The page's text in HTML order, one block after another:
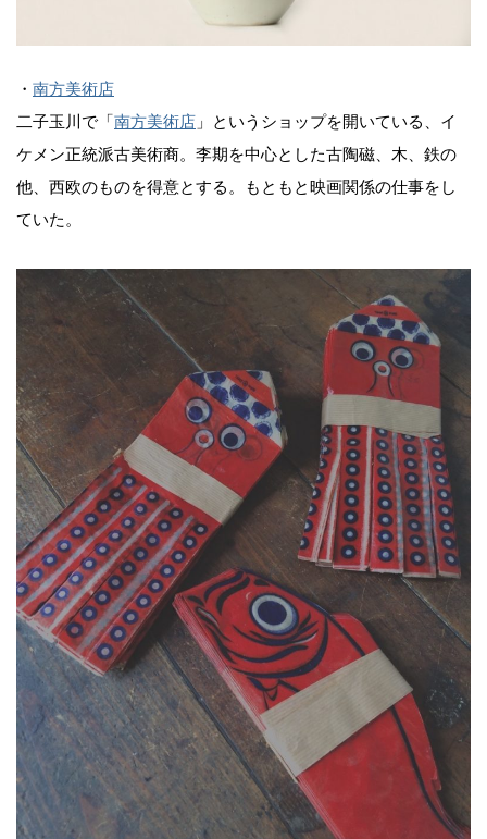
・ 南方美術店
二子玉川で「 南方美術店 」というショップを開いている、イ
ケメン正統派古美術商。李期を中心とした古陶磁、木、鉄の
他、西欧のものを得意とする。もともと映画関係の仕事をし
ていた。